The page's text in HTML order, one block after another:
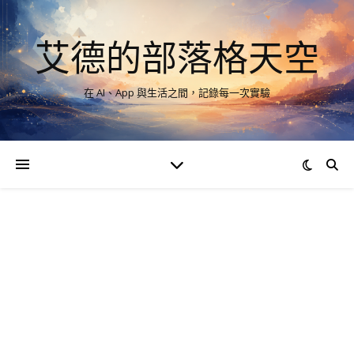
艾德的部落格天空
在 AI、App 與生活之間，記錄每一次實驗